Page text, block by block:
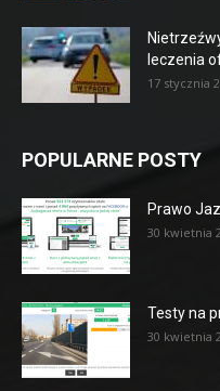
leczenia
17 stycznia
POPULARNE POSTY
Prawo
30 kwietnia
Testy na
30 kwietnia